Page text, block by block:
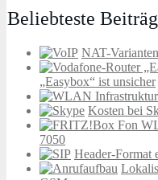
Beliebteste
NAT-Varianten
„Easybox“ ist unsicher
Kosten bei
7050
Header-Format